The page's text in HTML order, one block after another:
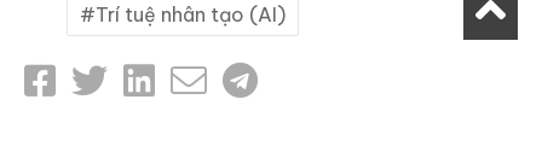
Trí tuệ nhân tạo (AI)